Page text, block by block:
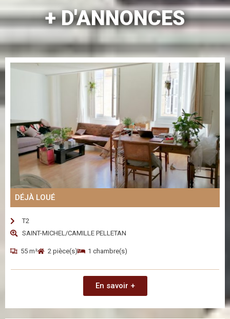
+ D'ANNONCES
DÉJÀ LOUÉ
T2
SAINT-MICHEL/CAMILLE PELLETAN
55 m² 2 pièce(s) 1 chambre(s)
En savoir +